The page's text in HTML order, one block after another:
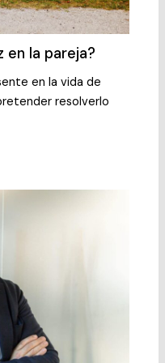
en la pareja?
en la vida de
resolverlo